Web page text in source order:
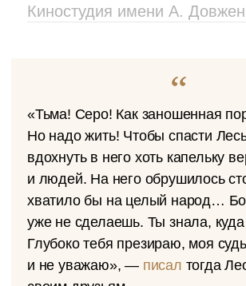
Киностудия имени А.
«Тьма! Серо! Как заношенная
Но надо жить! Чтобы спасти
вдохнуть в него хоть капельку
и людей. На него обрушилось
хватило бы на целый народ…
уже не сделаешь. Ты знала, куда
Глубоко тебя презираю, моя
и не уважаю», — писал тогда